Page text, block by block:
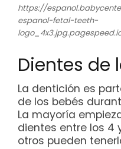
https://
espanol-fetal-teeth-
Dientes de
La dentición es
de los bebés
La mayoría
dientes entre los 4
otros pueden